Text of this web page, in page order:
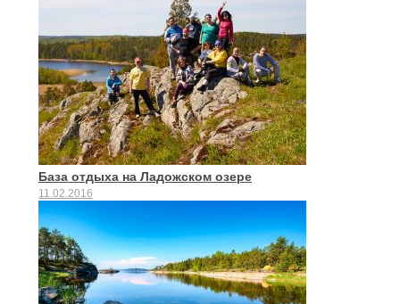
База отдыха на Ладожском озере
11.02.2016